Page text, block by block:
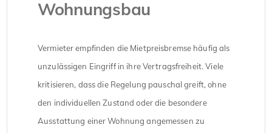
Wohnungsbau
Vermieter empfinden die Mietpreisbremse häufig als
unzulässigen Eingriff in ihre Vertragsfreiheit. Viele
kritisieren, dass die Regelung pauschal greift, ohne
den individuellen Zustand oder die besondere
Ausstattung einer Wohnung angemessen zu